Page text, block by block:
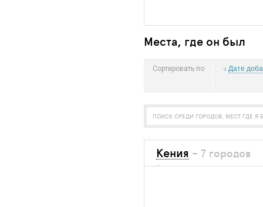
Места, где он был
Сортировать по Дате
Кения – 7 городов